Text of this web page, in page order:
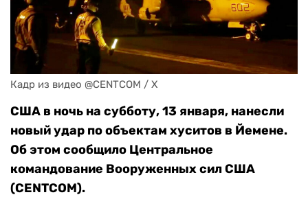
Кадр из видео @CENTCOM / X
США в ночь на субботу, 13 января, нанесли
новый удар по объектам хуситов в Йемене.
Об этом сообщило Центральное
командование Вооруженных сил США
(CENTCOM).